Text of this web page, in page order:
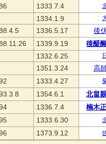
1333.7.4
1334.1.9
1336.5.17
後
1339.9.19
後醍
1332.6.25
1351.3.24
高
1333.4.27
1354.6.1
北畠
1336.7.4
楠木
1333.6.30
1373.9.12